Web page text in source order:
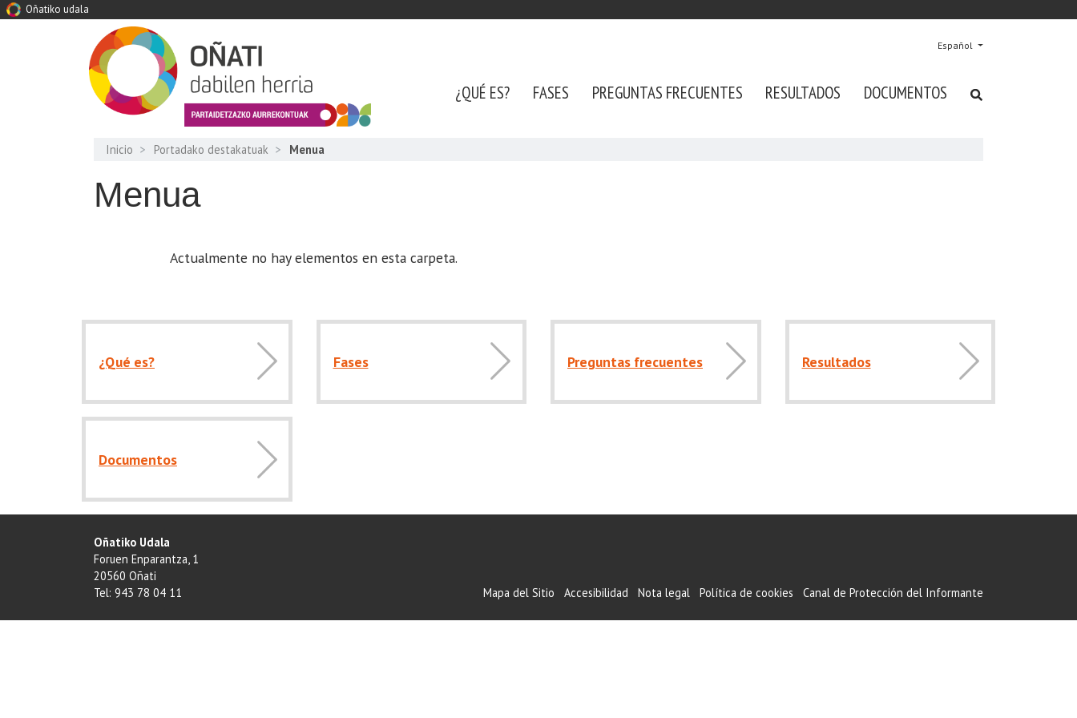
Oñatiko udala
Español
¿QUÉ ES? FASES PREGUNTAS FRECUENTES RESULTADOS DOCUMENTOS
Inicio Portadako destakatuak Menua
Menua
Actualmente no hay elementos en esta carpeta.
¿Qué es? Fases Preguntas frecuentes Resultados
Documentos
Oñatiko Udala
Foruen Enparantza, 1
20560 Oñati
Tel: 943 78 04 11
Mapa del Sitio Accesibilidad Nota legal Política de cookies Canal de Protección del Informante